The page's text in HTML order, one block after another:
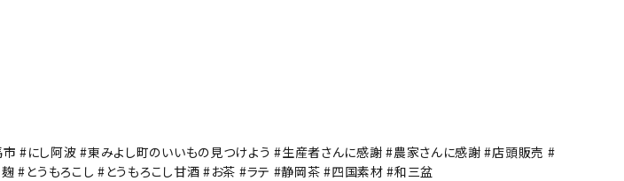
#にし阿波 #東みよし町のいいもの見つけよう #生産者さんに感謝 #農家さんに感謝 #店頭販売 #
#とうもろこし #とうもろこし甘酒 #お茶 #ラテ #静岡茶 #四国素材 #和三盆